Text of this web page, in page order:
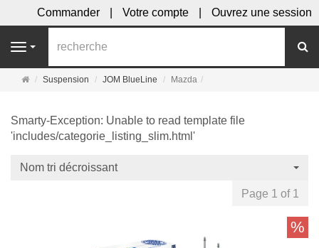
Commander Votre compte Ouvrez une session
Navigation
PageSuspension JOM BlueLine Mazda
Smarty-Exception: Unable to read template file
'includes/categorie_listing_slim.html'
Nom tri décroissant
Page 1 of 1
%